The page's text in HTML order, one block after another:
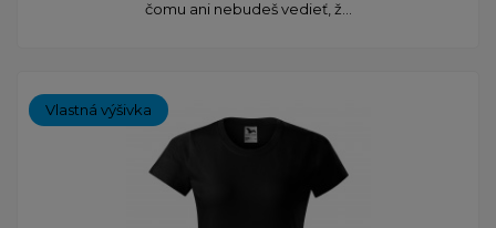
čomu ani nebudeš vedieť, ž...
Vlastná výšivka